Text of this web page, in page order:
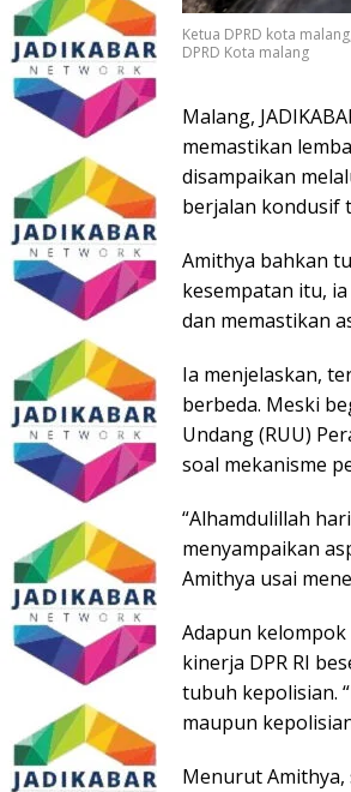
Ketua DPRD kota
DPRD Kota malang
Malang,
memastikan
disampaikan
berjalan kondusif
Amithya bahkan
kesempatan itu,
dan memastikan
Ia menjelaskan,
berbeda. Meski
Undang (RUU)
soal mekanisme
“Alhamdulillah
menyampaikan
Amithya usai
Adapun
kinerja DPR RI
tubuh kepolisian.
maupun
Menurut Amithya,